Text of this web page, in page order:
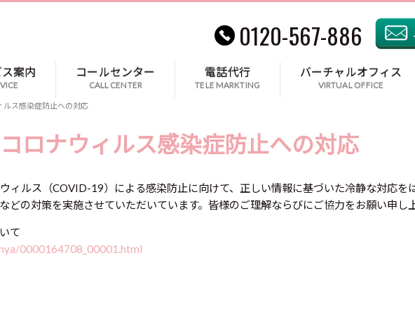
0120-567-886
案内 コールセンター
CALL CENTER
電話代行
TELE MARKTING
バーチャルオフィス
VIRTUAL OFFICE
ルス感染症防止への対応
ロナウィルス感染症防止への対応
ィルス（COVID-19）による感染防止に向けて、正しい情報に基づいた冷静な対応を
の対策を実施させていただいています。皆様のご理解ならびにご協力をお願い申し上
て
0000164708_00001.html